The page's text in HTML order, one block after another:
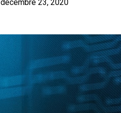
décembre 23, 2020